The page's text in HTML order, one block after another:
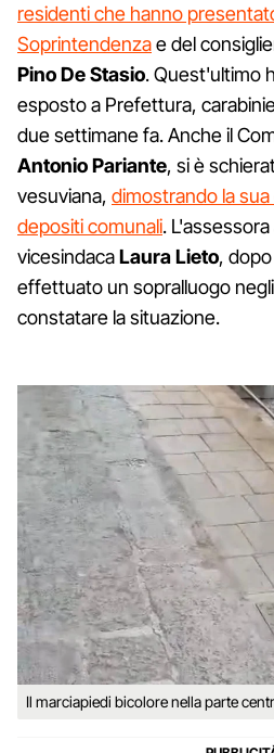
residenti che hanno
Soprintendenzae del
Pino De Stasio. Quest'ultimo
esposto a Prefettura,
due settimane fa. Anche il
Antonio Pariante, si è
vesuviana, dimostrando la
depositi comunali.
vicesindacaLaura Lieto,
effettuato un sopralluogo
constatare la situazione.
Il marciapiedi bicolore nella parte